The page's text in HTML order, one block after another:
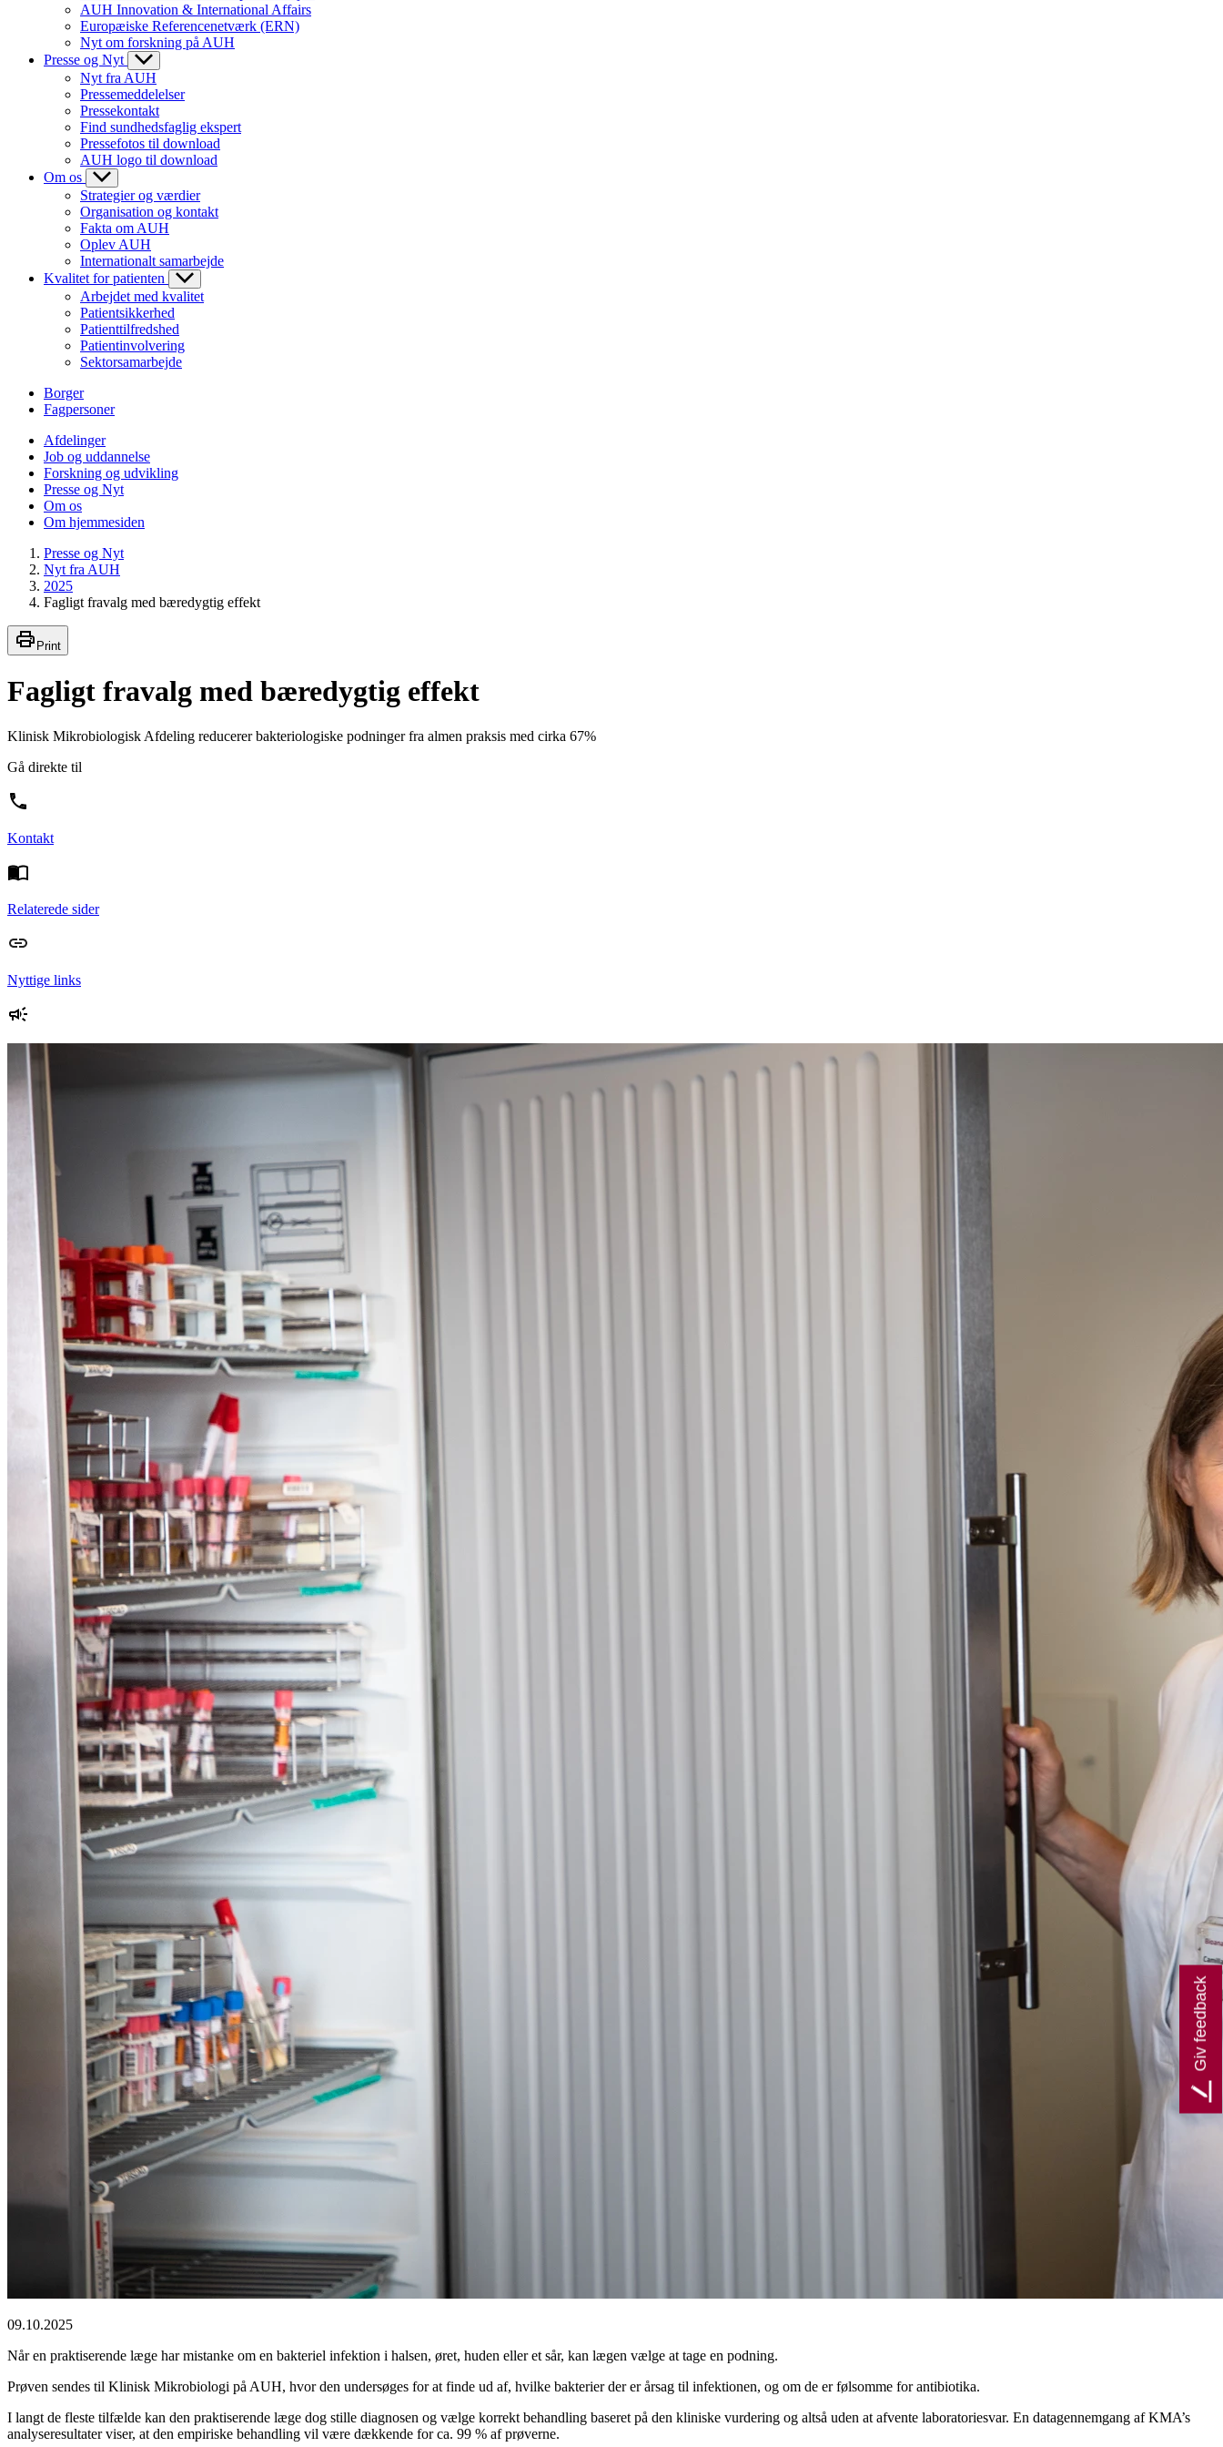
AUH Innovation & International Affairs
Europæiske Referencenetværk (ERN)
Nyt om forskning på AUH
Presse og Nyt
Nyt fra AUH
Pressemeddelelser
Pressekontakt
Find sundhedsfaglig ekspert
Pressefotos til download
AUH logo til download
Om os
Strategier og værdier
Organisation og kontakt
Fakta om AUH
Oplev AUH
Internationalt samarbejde
Kvalitet for patienten
Arbejdet med kvalitet
Patientsikkerhed
Patienttilfredshed
Patientinvolvering
Sektorsamarbejde
Borger
Fagpersoner
Afdelinger
Job og uddannelse
Forskning og udvikling
Presse og Nyt
Om os
Om hjemmesiden
Presse og Nyt
Nyt fra AUH
2025
Fagligt fravalg med bæredygtig effekt
Print
Fagligt fravalg med bæredygtig effekt
Klinisk Mikrobiologisk Afdeling reducerer bakteriologiske podninger fra almen praksis med cirka 67%
Gå direkte til
Kontakt
Relaterede sider
Nyttige links
09.10.2025
Når en praktiserende læge har mistanke om en bakteriel infektion i halsen, øret, huden eller et sår, kan lægen vælge at tage en podning.
Prøven sendes til Klinisk Mikrobiologi på AUH, hvor den undersøges for at finde ud af, hvilke bakterier der er årsag til infektionen, og om de er følsomme for antibiotika.
I langt de fleste tilfælde kan den praktiserende læge dog stille diagnosen og vælge korrekt behandling baseret på den kliniske vurdering og altså uden at afvente laboratoriesvar. En datagennemgang af KMA’s
analyseresultater viser, at den empiriske behandling vil være dækkende for ca. 99 % af prøverne.
Giv feedback